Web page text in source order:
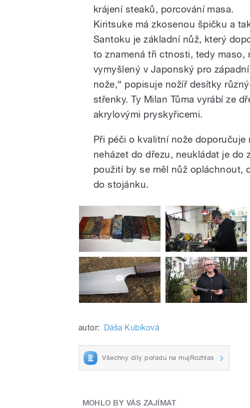
krájení steaků, porcování masa.
Kiritsuke má zkosenou špičku a
Santoku je základní nůž, který
to znamená tři ctnosti, tedy maso,
vymyšlený v Japonský pro
nože,“ popisuje nožíř desítky
střenky. Ty Milan Tůma vyrábí ze
akrylovými pryskyřicemi.
Při péči o kvalitní nože
neházet do dřezu, neukládat je do
použití by se měl nůž opláchnout,
do stojánku.
autor: Dáša Kubíková
Všechny díly pořadu na mujRozhlas
MOHLO BY VÁS ZAJÍMAT